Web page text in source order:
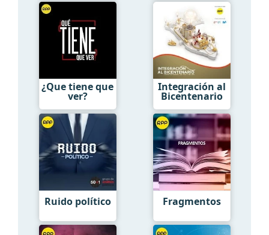
¿Que tiene que
ver?
Integración al
Bicentenario
Ruido político Fragmentos